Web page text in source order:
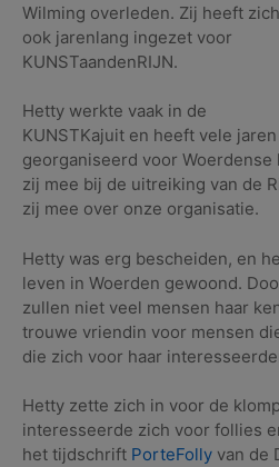
Wilming overleden. Zij heeft zich
ook jarenlang ingezet voor
KUNSTaandenRIJN.
Hetty werkte vaak in de
KUNSTKajuit en heeft vele
georganiseerd voor Woerdense
zij mee bij de uitreiking van de
zij mee over onze organisatie.
Hetty was erg bescheiden, en
leven in Woerden gewoond.
zullen niet veel mensen haar
trouwe vriendin voor mensen
die zich voor haar
Hetty zette zich in voor de
interesseerde zich voor follies
het tijdschrift PorteFolly van de